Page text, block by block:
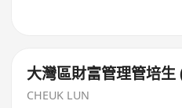
大灣區財富管理管培生
CHEUK LUN